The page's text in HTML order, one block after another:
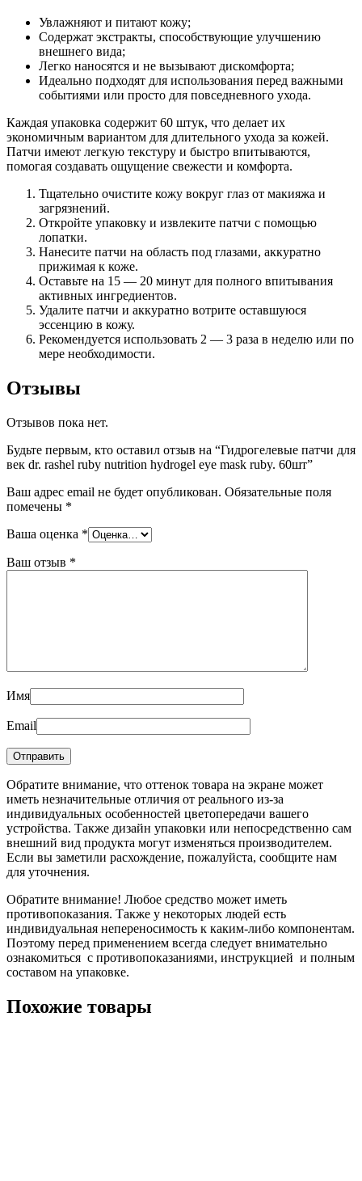
Увлажняют и питают кожу;
Содержат экстракты, способствующие улучшению
внешнего вида;
Легко наносятся и не вызывают дискомфорта;
Идеально подходят для использования перед важными
событиями или просто для повседневного ухода.
Каждая упаковка содержит 60 штук, что делает их
экономичным вариантом для длительного ухода за кожей.
Патчи имеют легкую текстуру и быстро впитываются,
помогая создавать ощущение свежести и комфорта.
Тщательно очистите кожу вокруг глаз от макияжа и
загрязнений.
Откройте упаковку и извлеките патчи с помощью
лопатки.
Нанесите патчи на область под глазами, аккуратно
прижимая к коже.
Оставьте на 15 — 20 минут для полного впитывания
активных ингредиентов.
Удалите патчи и аккуратно вотрите оставшуюся
эссенцию в кожу.
Рекомендуется использовать 2 — 3 раза в неделю или по
мере необходимости.
Отзывы
Отзывов пока нет.
Будьте первым, кто оставил отзыв на “Гидрогелевые патчи для
век dr. rashel ruby nutrition hydrogel eye mask ruby. 60шт”
Ваш адрес email не будет опубликован. Обязательные поля
помечены *
Ваша оценка *
Ваш отзыв *
Имя
Email
Обратите внимание, что оттенок товара на экране может
иметь незначительные отличия от реального из-за
индивидуальных особенностей цветопередачи вашего
устройства. Также дизайн упаковки или непосредственно сам
внешний вид продукта могут изменяться производителем.
Если вы заметили расхождение, пожалуйста, сообщите нам
для уточнения.
Обратите внимание! Любое средство может иметь
противопоказания. Также у некоторых людей есть
индивидуальная непереносимость к каким-либо компонентам.
Поэтому перед применением всегда следует внимательно
ознакомиться с противопоказаниями, инструкцией и полным
составом на упаковке.
Похожие товары